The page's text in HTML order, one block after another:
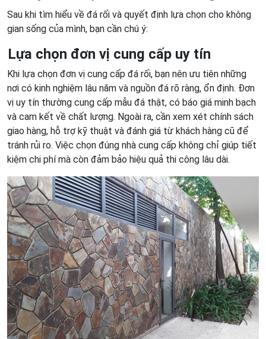
Sau khi tìm hiểu về đá rối và quyết định lựa chọn cho không
gian sống của mình, bạn cần chú ý:
Lựa chọn đơn vị cung cấp uy tín
Khi lựa chọn đơn vị cung cấp đá rối, bạn nên ưu tiên những
nơi có kinh nghiệm lâu năm và nguồn đá rõ ràng, ổn định. Đơn
vị uy tín thường cung cấp mẫu đá thật, có báo giá minh bạch
và cam kết về chất lượng. Ngoài ra, cần xem xét chính sách
giao hàng, hỗ trợ kỹ thuật và đánh giá từ khách hàng cũ để
tránh rủi ro. Việc chọn đúng nhà cung cấp không chỉ giúp tiết
kiệm chi phí mà còn đảm bảo hiệu quả thi công lâu dài.